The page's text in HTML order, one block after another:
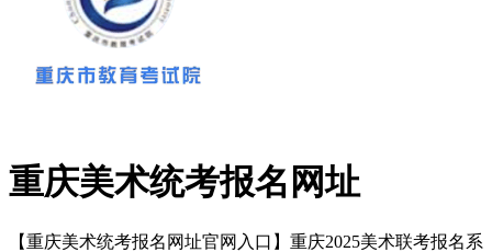
重庆美术统考报名网址
【重庆美术统考报名网址官网入口】重庆2025美术联考报名系